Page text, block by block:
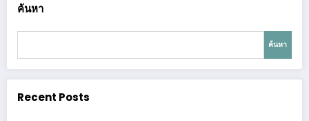
ค้นหา
ค้นหา
Recent Posts